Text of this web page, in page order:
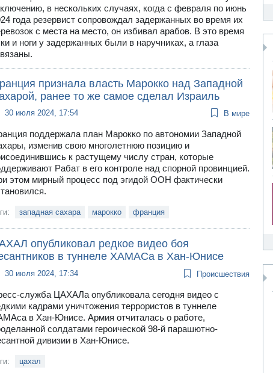
в нескольких случаях, когда с февраля по июнь
года резервист сопровождал задержанных во время их
с места на место, он избивал арабов. В это время
и ноги у задержанных были в наручниках, а глаза
признала власть Марокко над Западной
ранее то же самое сделал Израиль
30 июля 2024, 17:54 В мире
поддержала план Марокко по автономии Западной
изменив свою многолетнюю позицию и
к растущему числу стран, которые
Рабат в его контроле над спорной провинцией.
этом мирный процесс под эгидой ООН фактически
западная сахара марокко франция
опубликовал редкое видео боя
в туннеле ХАМАСа в Хан-Юнисе
30 июля 2024, 17:34 Происшествия
служба ЦАХАЛа опубликовала сегодня видео с
кадрами уничтожения террористов в туннеле
в Хан-Юнисе. Армия отчиталась о работе,
солдатами героической 98-й парашютно-
дивизии в Хан-Юнисе.
цахал